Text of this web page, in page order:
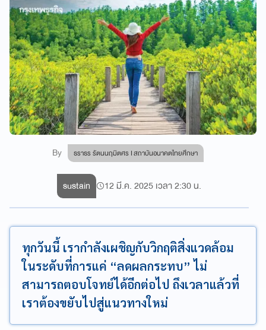
By ธราธร รัตนนฤมิตศร I สถาบันอนาคตไทยศึกษา
sustain 12 มี.ค. 2025 เวลา 2:30 น.
ทุกวันนี้ เรากำลังเผชิญกับวิกฤติสิ่งแวดล้อม
ในระดับที่การแค่ “ลดผลกระทบ” ไม่
สามารถตอบโจทย์ได้อีกต่อไป ถึงเวลาแล้วที่
เราต้องขยับไปสู่แนวทางใหม่